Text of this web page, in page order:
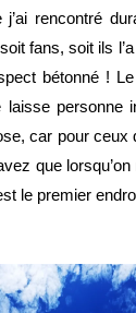
j’ai rencontré
fans, soit ils
bétonné !
personne
car pour ceux
que
le premier